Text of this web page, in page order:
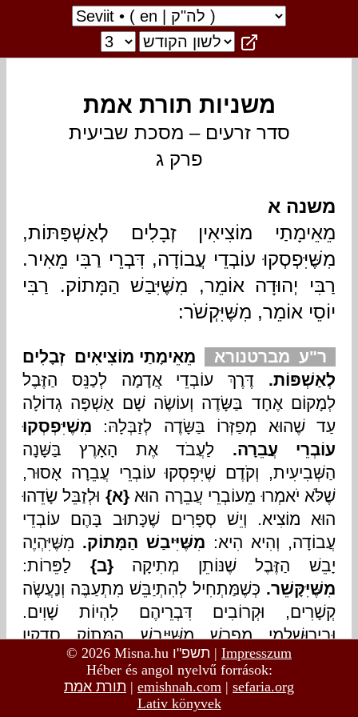
© 2026 Misna.hu תשפ"ו | Impresszum
Héber és angol nyelvű források:
תורת אמת | emishnah.com | sefaria.org
Lativ könyvek